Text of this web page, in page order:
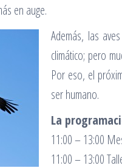
en auge.
Además, las
climático; pero
Por eso, el
ser humano.
La
11:00 – 13:00
11:00 – 13:00